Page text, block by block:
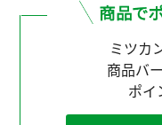
ミツカ
商品バ
ポイ